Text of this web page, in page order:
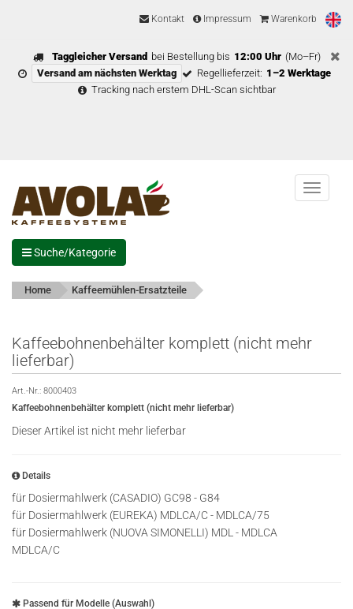
Kontakt Impressum Warenkorb
Taggleicher Versand bei Bestellung bis 12:00 Uhr (Mo–Fr)
Versand am nächsten Werktag
Regellieferzeit: 1–2 Werktage
Tracking nach erstem DHL-Scan sichtbar
Menu
Suche/Kategorie
Home Kaffeemühlen-Ersatzteile
Kaffeebohnenbehälter komplett (nicht mehr
lieferbar)
Art.-Nr.: 8000403
Kaffeebohnenbehälter komplett (nicht mehr lieferbar)
Dieser Artikel ist nicht mehr lieferbar
Details
für Dosiermahlwerk (CASADIO) GC98 - G84
für Dosiermahlwerk (EUREKA) MDLCA/C - MDLCA/75
für Dosiermahlwerk (NUOVA SIMONELLI) MDL - MDLCA
MDLCA/C
Passend für Modelle (Auswahl)